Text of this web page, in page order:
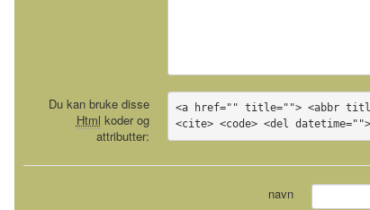
Du kan bruke disse
Html koder og
attributter:
<a href="" title=""> <abbr
<cite> <code> <del
navn